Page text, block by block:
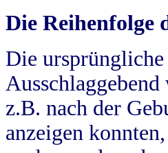
Die Reihenfolge
Die
z.B. nach der
anzeigen